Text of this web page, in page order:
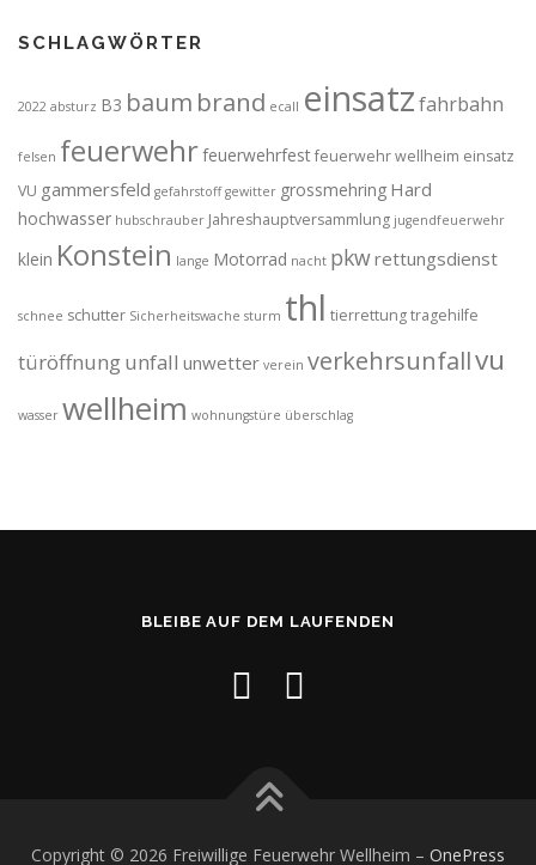
SCHLAGWÖRTER
2022 absturz B3 baum brand ecall einsatzfahrbahn
felsen feuerwehrfeuerwehrfest feuerwehr wellheim einsatz
VU gammersfeld gefahrstoff gewitter grossmehring Hard
hochwasser hubschrauber Jahreshauptversammlung jugendfeuerwehr
klein Konstein lange Motorrad nacht pkwrettungsdienst
schnee schutter Sicherheitswache sturm thl tierrettungtragehilfe
türöffnungunfall unwetter verein verkehrsunfallvu
wasser wellheim wohnungstüre überschlag
BLEIBE AUF DEM LAUFENDEN
Copyright © 2026 Freiwillige Feuerwehr Wellheim – OnePress